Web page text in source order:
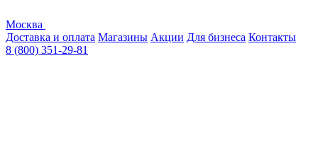
Москва
Доставка и оплата Магазины Акции Для бизнеса Контакты
8 (800) 351-29-81